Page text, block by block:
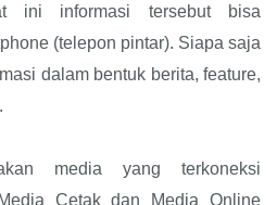
ini informasi tersebut bisa
(telepon pintar). Siapa saja
dalam bentuk berita, feature,
media yang terkoneksi
Cetak dan Media Online